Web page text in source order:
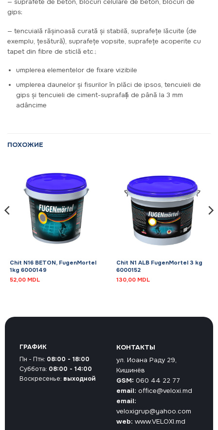
— suprafete de beton, blocuri celulare de beton, blocuri de
gips;
— tencuială rășinoasă curată și stabilă, suprafețe lăcuite (de
exemplu, țesătură), suprafețe vopsite, suprafețe acoperite cu
tapet din fibre de sticlă etc.;
umplerea elementelor de fixare vizibile
umplerea daunelor și fisurilor în plăci de ipsos, tencuieli de
gips și tencuieli de ciment-suprafață de până la 3 mm
adâncime
ПОХОЖИЕ
Chit N16 BETON, FugenMortel
1kg 6000149
52,00 MDL
Chit N1 ALB FugenMortel 3 kg
6000152
130,00 MDL
КОНТАКТЫ
ул. Иоана Раду 29,
Кишинёв
GSM: 060 44 22 77
email: office@veloxi.md
email:
veloxigrup@yahoo.com
web: www.VELOXI.md
ГРАФИК
Пн - Птн: 08:00 - 18:00
Суббота: 08:00 - 14:00
Воскресенье: выходной